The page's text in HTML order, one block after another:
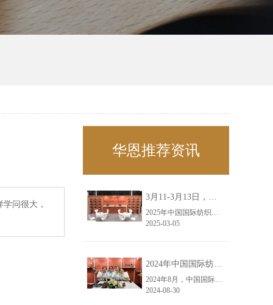
问很大，
华恩推荐资讯
3月11-3月13日，华恩诚邀您共赴上海面辅料春夏展——华恩
2025年中国国际纺织面料及辅料（春夏）博览会即将盛大开启！感谢您对华恩品牌的关注！3.11-3.13，杭州华恩（LEMONLEE）诚邀您共赴这场春日的宴会！
2025-03-05
2024年中国国际纺织面料及辅料（秋冬）博览会完美收官！——华恩
2024年8月，中国国际纺织面料及辅料（秋冬）博览会完美收官！作为一家拥有30年历史的专业衣架制造商，我们非常荣幸能够参与这一盛会，并在此期间与众多客户进行了广泛而深入的交流。
2024-08-30